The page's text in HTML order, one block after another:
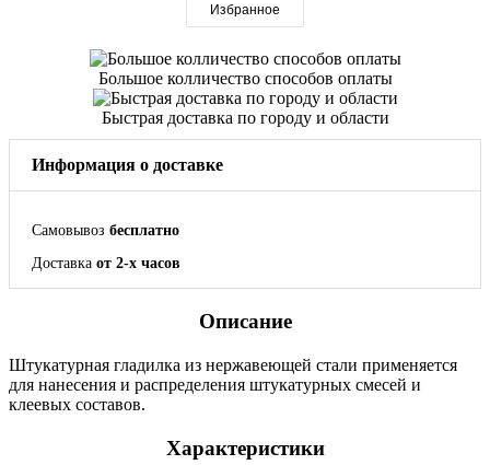
Избранное
Большое колличество способов оплаты
Быстрая доставка по городу и области
Информация о доставке
Самовывоз бесплатно
Доставка от 2-х часов
Описание
Штукатурная гладилка из нержавеющей стали применяется
для нанесения и распределения штукатурных смесей и
клеевых составов.
Характеристики